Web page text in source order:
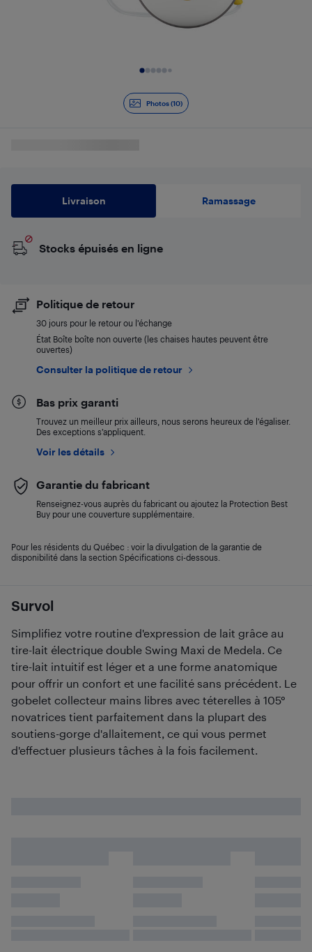
Photos (10)
Survol
Simplifiez votre routine d'expression de lait grâce au
tire-lait électrique double Swing Maxi de Medela. Ce
tire-lait intuitif est léger et a une forme anatomique
pour offrir un confort et une facilité sans précédent. Le
gobelet collecteur mains libres avec téterelles à 105°
novatrices tient parfaitement dans la plupart des
soutiens-gorge d'allaitement, ce qui vous permet
d'effectuer plusieurs tâches à la fois facilement.
Livraison Ramassage
Stocks épuisés en ligne
Politique de retour
30 jours pour le retour ou l’échange
État Boîte boîte non ouverte (les chaises hautes peuvent être
ouvertes)
Consulter la politique de retour
Bas prix garanti
Trouvez un meilleur prix ailleurs, nous serons heureux de l’égaliser.
Des exceptions s’appliquent.
Voir les détails
Garantie du fabricant
Renseignez-vous auprès du fabricant ou ajoutez la Protection Best
Buy pour une couverture supplémentaire.
Pour les résidents du Québec : voir la divulgation de la garantie de
disponibilité dans la section Spécifications ci-dessous.